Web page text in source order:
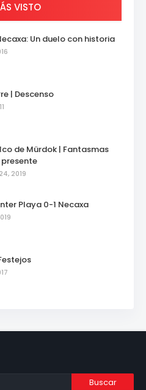
VISTO
Un duelo con historia
| Descenso
de Mürdok | Fantasmas
2019
Playa 0-1 Necaxa